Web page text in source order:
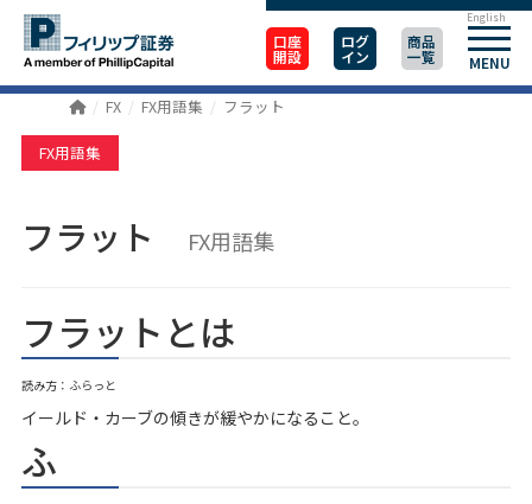
口座
開設
ログ
イン
商品
一覧 MENU
English
FX FX用語集 フラット
FX用語集
フラット FX用語集
フラットとは
読み方：ふらっと
イールド・カーブの傾きが緩やかになること。
ふ